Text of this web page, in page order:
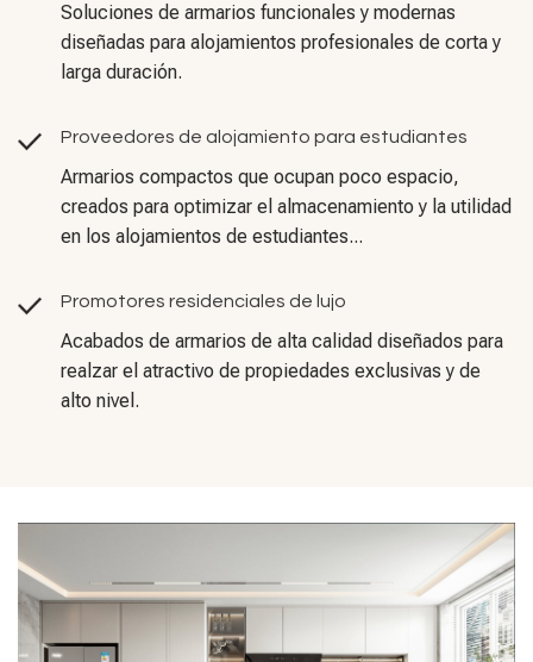
Soluciones de armarios funcionales y modernas
diseñadas para alojamientos profesionales de corta y
larga duración.
Proveedores de alojamiento para estudiantes
Armarios compactos que ocupan poco espacio,
creados para optimizar el almacenamiento y la utilidad
en los alojamientos de estudiantes...
Promotores residenciales de lujo
Acabados de armarios de alta calidad diseñados para
realzar el atractivo de propiedades exclusivas y de
alto nivel.